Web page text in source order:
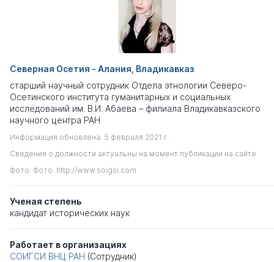
Северная Осетия - Алания, Владикавказ
старший научный сотрудник Отдела этнологии Северо-
Осетинского института гуманитарных и социальных
исследований им. В.И. Абаева – филиала Владикавказского
научного центра РАН
Информация обновлена: 5 февраля 2021 г.
Сведения о должности актуальны на момент публикации на сайте
Фото: Фото: http://www.soigsi.com
Ученая степень
кандидат исторических наук
Работает в организациях
СОИГСИ ВНЦ РАН (Сотрудник)